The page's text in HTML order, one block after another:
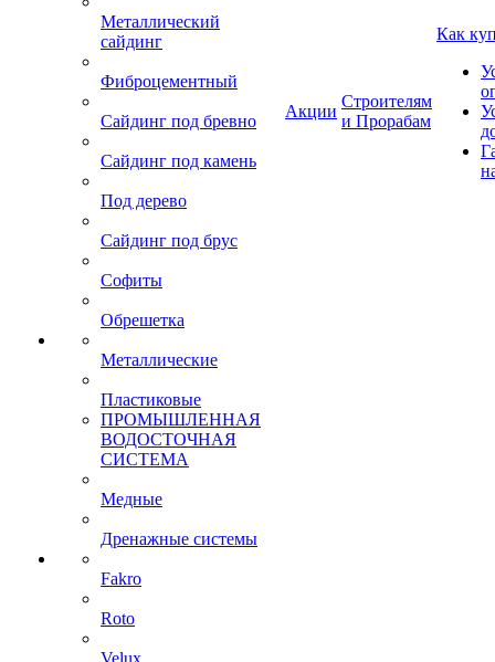
Металлический
сайдинг
Фиброцементный
Сайдинг под бревно
Сайдинг под камень
Под дерево
Сайдинг под брус
Софиты
Обрешетка
Металлические
Пластиковые
ПРОМЫШЛЕННАЯ
ВОДОСТОЧНАЯ
СИСТЕМА
Медные
Дренажные системы
Fakro
Roto
Velux
Акции
Строителям
и Прорабам
Как